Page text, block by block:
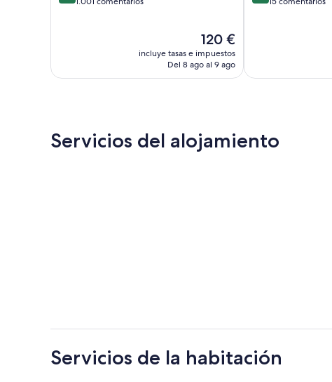
El
precio
actual
120 €
incluye tasas e impuestos
Del 8 ago al 9 ago
Servicios del alojamiento
Servicios de la habitación